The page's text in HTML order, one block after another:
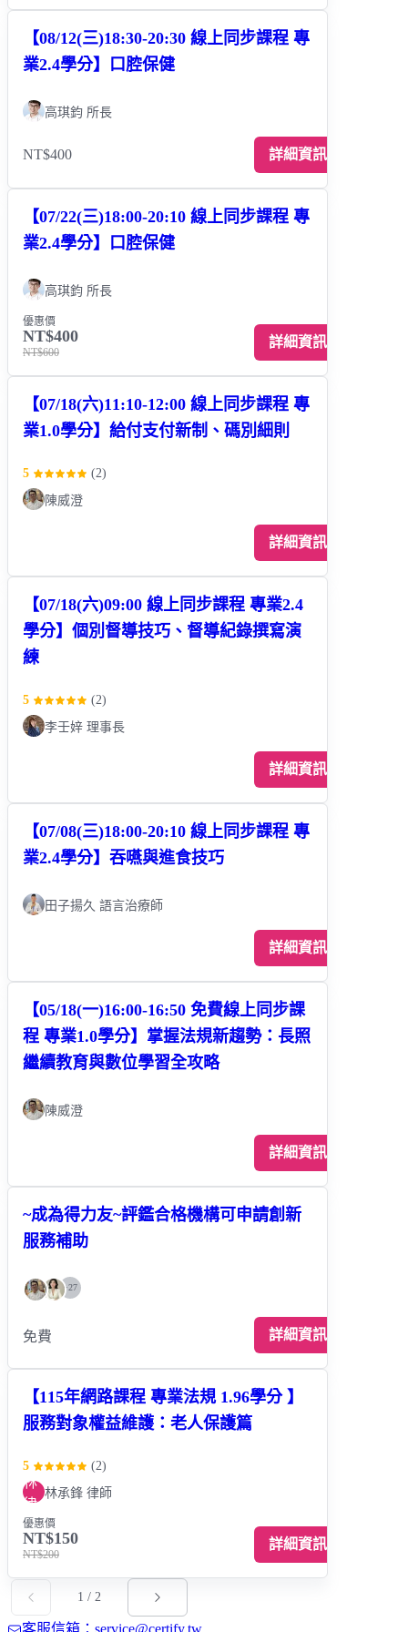
【08/12(三)18:30-20:30 線上同步課程 專
業2.4學分】口腔保健
高琪鈞 所長
NT$400 詳細資訊
【07/22(三)18:00-20:10 線上同步課程 專
業2.4學分】口腔保健
高琪鈞 所長
優惠價
NT$400
NT$600
詳細資訊
【07/18(六)11:10-12:00 線上同步課程 專
業1.0學分】給付支付新制、碼別細則
5 (2)
陳威澄
詳細資訊
【07/18(六)09:00 線上同步課程 專業2.4
學分】個別督導技巧、督導紀錄撰寫演
練
5 (2)
李壬㛙 理事長
詳細資訊
【07/08(三)18:00-20:10 線上同步課程 專
業2.4學分】吞嚥與進食技巧
田子揚久 語言治療師
詳細資訊
【05/18(一)16:00-16:50 免費線上同步課
程 專業1.0學分】掌握法規新趨勢：長照
繼續教育與數位學習全攻略
陳威澄
詳細資訊
~成為得力友~評鑑合格機構可申請創新
服務補助
+27
免費 詳細資訊
【115年網路課程 專業法規 1.96學分 】
服務對象權益維護：老人保護篇
5 (2)
林
律
林承鋒 律師
優惠價
NT$150
NT$200
詳細資訊
1 / 2
客服信箱：service@certify.tw